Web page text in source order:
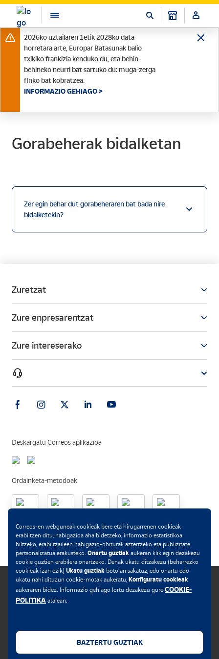
2026ko uztailaren 1etik 2028ko data
horretara arte, Europar Batasunak balio
txikiko frankizia kenduko du, eta behin-
behineko neurri bat sartuko du: muga-zerga
finko bat kobratzea.
INFORMAZIO GEHIAGO >
Gorabeherak bidalketan
Zer egin behar dut gorabeheraren bat bada nire
bidalketekin?
Zuretzat
Zure enpresarentzat
Zure intereserako
Deskargatu Correos aplikazioa
Ordainketa-metodoak
Lege-oharra
Correos-en webguneak cookieak bere eta hirugarrenen cookieak
erabiltzen ditu, nabigazioa ahalbidetzeko, informazio estatistikoa
biltzeko, erabiltzaileen nabigazio-ohiturak aztertzeko eta publizitate
pertsonalizatua erakusteko. Onartu guztiak aukeran klik egin dezakezu
cookie guztien erabilera onartzeko. Denak ukatu ditzakezu (beharrezko
cookieak izan ezik) Ukatu guztiak botoian sakatuz, edo onartu edo
ukatu nahi dituzun cookie-motak aukeratu, Konfiguratu cookieak
aukeraren bidez. Informazio gehiago lortu dezakezu gure COOKIE-
POLITIKA atalean.
BAZTERTU GUZTIAK